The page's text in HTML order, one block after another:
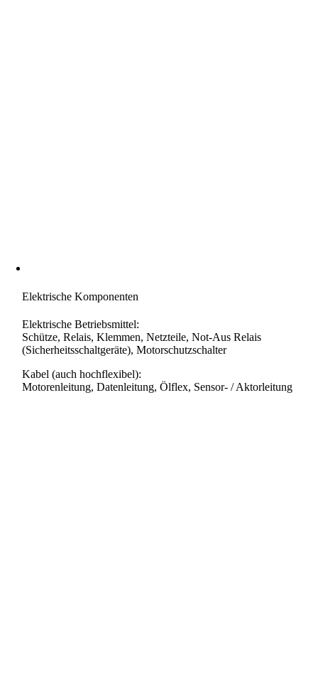
Elektrische Komponenten
Elektrische Betriebsmittel:
Schütze, Relais, Klemmen, Netzteile, Not-Aus Relais
(Sicherheitsschaltgeräte), Motorschutzschalter
Kabel (auch hochflexibel):
Motorenleitung, Datenleitung, Ölflex, Sensor- / Aktorleitung